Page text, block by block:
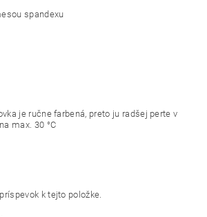
spandexu
je ručne farbená, preto ju radšej perte v
max. 30 °C
k tejto položke.